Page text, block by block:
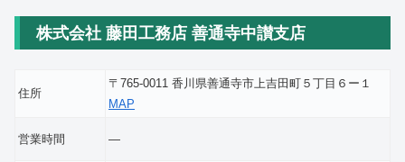
株式会社 藤田工務店 善通寺中讃支店
住所
〒765-0011 香川県善通寺市上吉田町５丁目６ー１
MAP
営業時間 ―